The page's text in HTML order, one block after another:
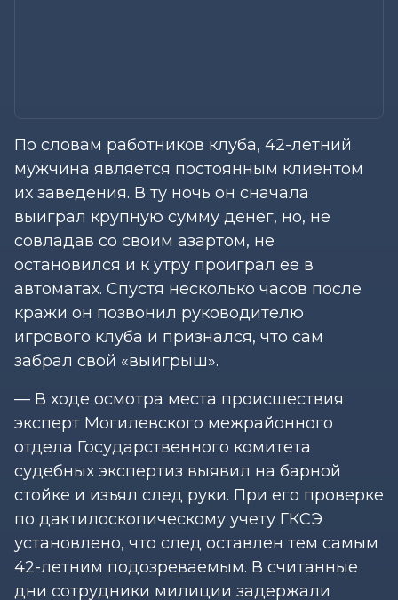
По словам работников клуба, 42-летний
мужчина является постоянным клиентом
их заведения. В ту ночь он сначала
выиграл крупную сумму денег, но, не
совладав со своим азартом, не
остановился и к утру проиграл ее в
автоматах. Спустя несколько часов после
кражи он позвонил руководителю
игрового клуба и признался, что сам
забрал свой «выигрыш».
— В ходе осмотра места происшествия
эксперт Могилевского межрайонного
отдела Государственного комитета
судебных экспертиз выявил на барной
стойке и изъял след руки. При его проверке
по дактилоскопическому учету ГКСЭ
установлено, что след оставлен тем самым
42-летним подозреваемым. В считанные
дни сотрудники милиции задержали